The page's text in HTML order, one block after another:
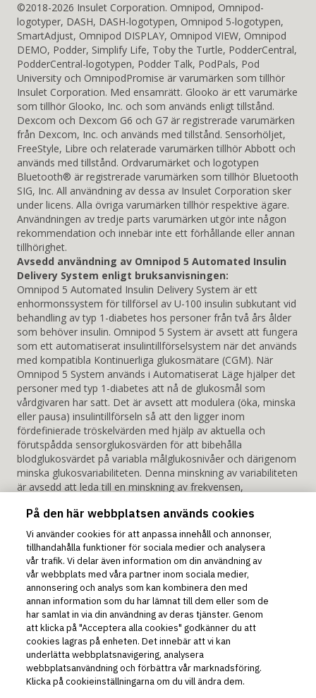
©2018-2026 Insulet Corporation. Omnipod, Omnipod-
logotyper, DASH, DASH-logotypen, Omnipod 5-logotypen,
SmartAdjust, Omnipod DISPLAY, Omnipod VIEW, Omnipod
DEMO, Podder, Simplify Life, Toby the Turtle, PodderCentral,
PodderCentral-logotypen, Podder Talk, PodPals, Pod
University och OmnipodPromise är varumärken som tillhör
Insulet Corporation. Med ensamrätt. Glooko är ett varumärke
som tillhör Glooko, Inc. och som används enligt tillstånd.
Dexcom och Dexcom G6 och G7 är registrerade varumärken
från Dexcom, Inc. och används med tillstånd. Sensorhöljet,
FreeStyle, Libre och relaterade varumärken tillhör Abbott och
används med tillstånd. Ordvarumärket och logotypen
Bluetooth® är registrerade varumärken som tillhör Bluetooth
SIG, Inc. All användning av dessa av Insulet Corporation sker
under licens. Alla övriga varumärken tillhör respektive ägare.
Användningen av tredje parts varumärken utgör inte någon
rekommendation och innebär inte ett förhållande eller annan
tillhörighet.
Avsedd användning av Omnipod 5 Automated Insulin
Delivery System enligt bruksanvisningen:
Omnipod 5 Automated Insulin Delivery System är ett
enhormonssystem för tillförsel av U-100 insulin subkutant vid
behandling av typ 1-diabetes hos personer från två års ålder
som behöver insulin. Omnipod 5 System är avsett att fungera
som ett automatiserat insulintillförselsystem när det används
med kompatibla Kontinuerliga glukosmätare (CGM). När
Omnipod 5 System används i Automatiserat Läge hjälper det
personer med typ 1-diabetes att nå de glukosmål som
vårdgivaren har satt. Det är avsett att modulera (öka, minska
eller pausa) insulintillförseln så att den ligger inom
fördefinierade tröskelvärden med hjälp av aktuella och
förutspådda sensorglukosvärden för att bibehålla
blodglukosvärdet på variabla målglukosnivåer och därigenom
minska glukosvariabiliteten. Denna minskning av variabiliteten
är avsedd att leda till en minskning av frekvensen,
och hypoglykemi. Omnipod 5 System kan också arbeta i ett
Manuellt Läge som tillför insulin med inställda eller manuellt
justerade hastigheter. Omnipod 5 System är avsett att
användas av en person. Omnipod 5 System är indicerat för
användning med snabbverkande U-100 insulin.
Varning!Börja INTE använda Omnipod® 5 System och
ändra inte inställningarna utan adekvat utbildning och
vägledning från vårdgivaren. Om inställningar ställs in eller
justeras felaktigt kan följden bli över- eller undertillförsel av
insulin, vilket kan leda till hypoglykemi eller hyperglykemi.
Avsedd användning av Omnipod DASH® Insulin
Management System enligt bruksanvisningen:
Omnipod DASH® Insulin Management System är avsett för
På den här webbplatsen används cookies
Vi använder cookies för att anpassa innehåll och annonser,
tillhandahålla funktioner för sociala medier och analysera
vår trafik. Vi delar även information om din användning av
vår webbplats med våra partner inom sociala medier,
annonsering och analys som kan kombinera den med
annan information som du har lämnat till dem eller som de
har samlat in via din användning av deras tjänster. Genom
att klicka på "Acceptera alla cookies" godkänner du att
cookies lagras på enheten. Det innebär att vi kan
underlätta webbplatsnavigering, analysera
webbplatsanvändning och förbättra vår marknadsföring.
Klicka på cookieinställningarna om du vill ändra dem.